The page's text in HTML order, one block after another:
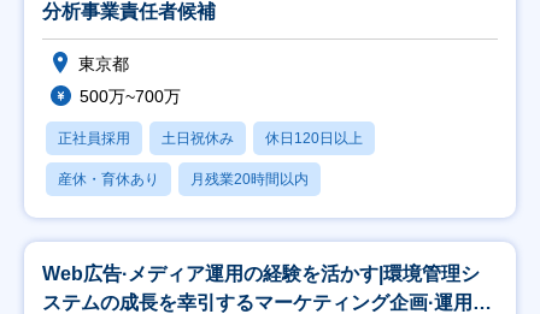
分析事業責任者候補
東京都
500万~700万
正社員採用 土日祝休み 休日120日以上
産休・育休あり 月残業20時間以内
Web広告·メディア運用の経験を活かす|環境管理シ
ステムの成長を幸引するマーケティング企画·運用責